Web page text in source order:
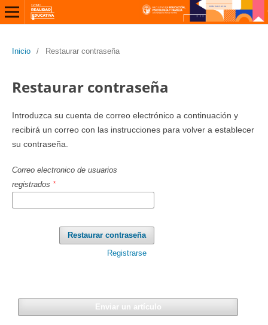
Inicio / Restaurar contraseña
Restaurar contraseña
Introduzca su cuenta de correo electrónico a continuación y
recibirá un correo con las instrucciones para volver a establecer
su contraseña.
Correo electronico de usuarios
registrados *
Restaurar contraseña
Registrarse
Enviar un artículo